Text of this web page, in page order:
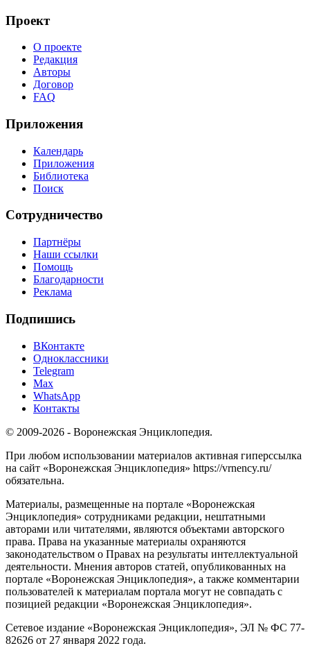
Проект
О проекте
Редакция
Авторы
Договор
FAQ
Приложения
Календарь
Приложения
Библиотека
Поиск
Сотрудничество
Партнёры
Наши ссылки
Помощь
Благодарности
Реклама
Подпишись
ВКонтакте
Одноклассники
Telegram
Max
WhatsApp
Контакты
© 2009-2026 - Воронежская Энциклопедия.
При любом использовании материалов активная гиперссылка
на сайт «Воронежская Энциклопедия» https://vrnency.ru/
обязательна.
Материалы, размещенные на портале «Воронежская
Энциклопедия» сотрудниками редакции, нештатными
авторами или читателями, являются объектами авторского
права. Права на указанные материалы охраняются
законодательством о Правах на результаты интеллектуальной
деятельности. Мнения авторов статей, опубликованных на
портале «Воронежская Энциклопедия», а также комментарии
пользователей к материалам портала могут не совпадать с
позицией редакции «Воронежская Энциклопедия».
Сетевое издание «Воронежская Энциклопедия», ЭЛ № ФС 77-
82626 от 27 января 2022 года.